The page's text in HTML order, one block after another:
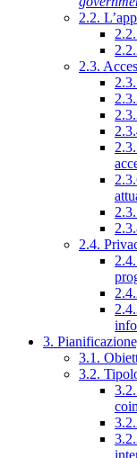
2.2.
2.3.
2.4.
3.
3.1.
3.2.